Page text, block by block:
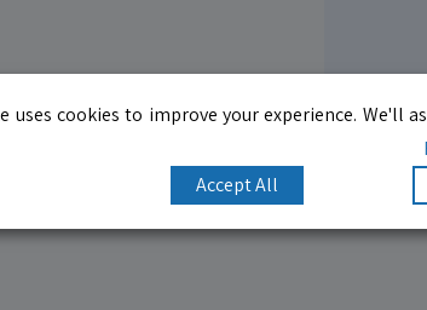
uses cookies to improve your experience. We'll
Accept All